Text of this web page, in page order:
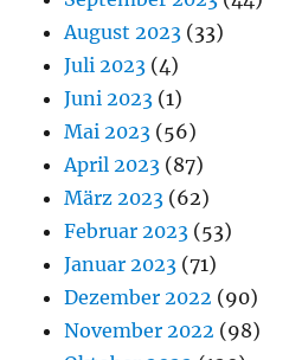
August 2023 (33)
Juli 2023 (4)
Juni 2023 (1)
Mai 2023 (56)
April 2023 (87)
März 2023 (62)
Februar 2023 (53)
Januar 2023 (71)
Dezember 2022 (90)
November 2022 (98)